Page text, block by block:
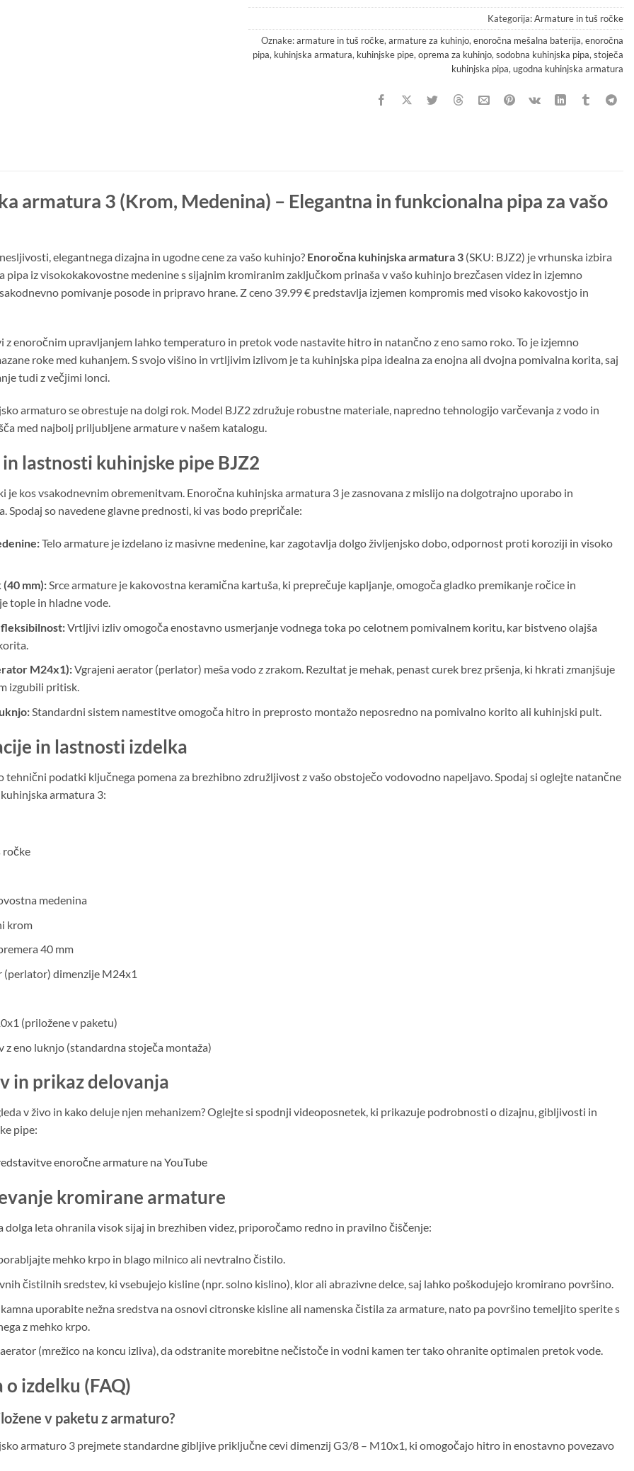
Kategorija:Armature in tuš ročke
Oznake:armature in tuš ročke, armature za kuhinjo, enoročna mešalna baterija, enoročna
pipa, kuhinjska armatura, kuhinjske pipe, oprema za kuhinjo, sodobna kuhinjska pipa, stoječa
kuhinjska pipa, ugodna kuhinjska armatura
armatura 3 (Krom, Medenina) – Elegantna in funkcionalna pipa za vašo
elegantnega dizajna in ugodne cene za vašo kuhinjo? Enoročna kuhinjska armatura 3 (SKU: BJZ2) je vrhunska izbira
pipa iz visokokakovostne medenine s sijajnim kromiranim zaključkom prinaša v vašo kuhinjo brezčasen videz in izjemno
pomivanje posode in pripravo hrane. Z ceno 39.99 € predstavlja izjemen kompromis med visoko kakovostjo in
z enoročnim upravljanjem lahko temperaturo in pretok vode nastavite hitro in natančno z eno samo roko. To je izjemno
roke med kuhanjem. S svojo višino in vrtljivim izlivom je ta kuhinjska pipa idealna za enojna ali dvojna pomivalna korita, saj
tudi z večjimi lonci.
armaturo se obrestuje na dolgi rok. Model BJZ2 združuje robustne materiale, napredno tehnologijo varčevanja z vodo in
med najbolj priljubljene armature v našem katalogu.
lastnosti kuhinjske pipe BJZ2
je kos vsakodnevnim obremenitvam. Enoročna kuhinjska armatura 3 je zasnovana z mislijo na dolgotrajno uporabo in
Spodaj so navedene glavne prednosti, ki vas bodo prepričale:
Telo armature je izdelano iz masivne medenine, kar zagotavlja dolgo življenjsko dobo, odpornost proti koroziji in visoko
mm):Srce armature je kakovostna keramična kartuša, ki preprečuje kapljanje, omogoča gladko premikanje ročice in
tople in hladne vode.
Vrtljivi izliv omogoča enostavno usmerjanje vodnega toka po celotnem pomivalnem koritu, kar bistveno olajša
M24x1):Vgrajeni aerator (perlator) meša vodo z zrakom. Rezultat je mehak, penast curek brez pršenja, ki hkrati zmanjšuje
izgubili pritisk.
Standardni sistem namestitve omogoča hitro in preprosto montažo neposredno na pomivalno korito ali kuhinjski pult.
in lastnosti izdelka
tehnični podatki ključnega pomena za brezhibno združljivost z vašo obstoječo vodovodno napeljavo. Spodaj si oglejte natančne
armatura 3:
medenina
krom
40 mm
dimenzije M24x1
(priložene v paketu)
z eno luknjo (standardna stoječa montaža)
in prikaz delovanja
v živo in kako deluje njen mehanizem? Oglejte si spodnji videoposnetek, ki prikazuje podrobnosti o dizajnu, gibljivosti in
pipe:
enoročne armature na YouTube
kromirane armature
dolga leta ohranila visok sijaj in brezhiben videz, priporočamo redno in pravilno čiščenje:
mehko krpo in blago milnico ali nevtralno čistilo.
čistilnih sredstev, ki vsebujejo kisline (npr. solno kislino), klor ali abrazivne delce, saj lahko poškodujejo kromirano površino.
uporabite nežna sredstva na osnovi citronske kisline ali namenska čistila za armature, nato pa površino temeljito sperite s
z mehko krpo.
(mrežico na koncu izliva), da odstranite morebitne nečistoče in vodni kamen ter tako ohranite optimalen pretok vode.
izdelku (FAQ)
v paketu z armaturo?
armaturo 3 prejmete standardne gibljive priključne cevi dimenzij G3/8 – M10x1, ki omogočajo hitro in enostavno povezavo